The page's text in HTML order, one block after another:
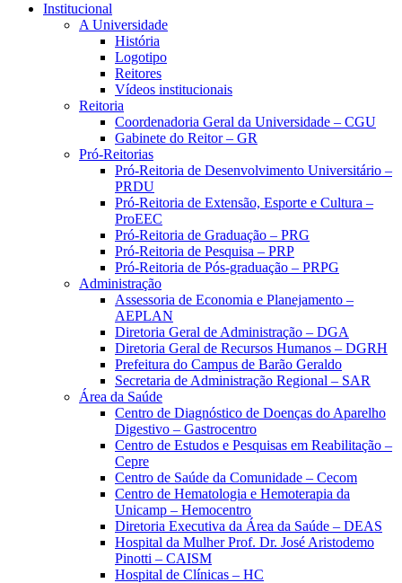
Institucional
A Universidade
História
Logotipo
Reitores
Vídeos institucionais
Reitoria
Coordenadoria Geral da Universidade – CGU
Gabinete do Reitor – GR
Pró-Reitorias
Pró-Reitoria de Desenvolvimento Universitário –
PRDU
Pró-Reitoria de Extensão, Esporte e Cultura –
ProEEC
Pró-Reitoria de Graduação – PRG
Pró-Reitoria de Pesquisa – PRP
Pró-Reitoria de Pós-graduação – PRPG
Administração
Assessoria de Economia e Planejamento –
AEPLAN
Diretoria Geral de Administração – DGA
Diretoria Geral de Recursos Humanos – DGRH
Prefeitura do Campus de Barão Geraldo
Secretaria de Administração Regional – SAR
Área da Saúde
Centro de Diagnóstico de Doenças do Aparelho
Digestivo – Gastrocentro
Centro de Estudos e Pesquisas em Reabilitação –
Cepre
Centro de Saúde da Comunidade – Cecom
Centro de Hematologia e Hemoterapia da
Unicamp – Hemocentro
Diretoria Executiva da Área da Saúde – DEAS
Hospital da Mulher Prof. Dr. José Aristodemo
Pinotti – CAISM
Hospital de Clínicas – HC